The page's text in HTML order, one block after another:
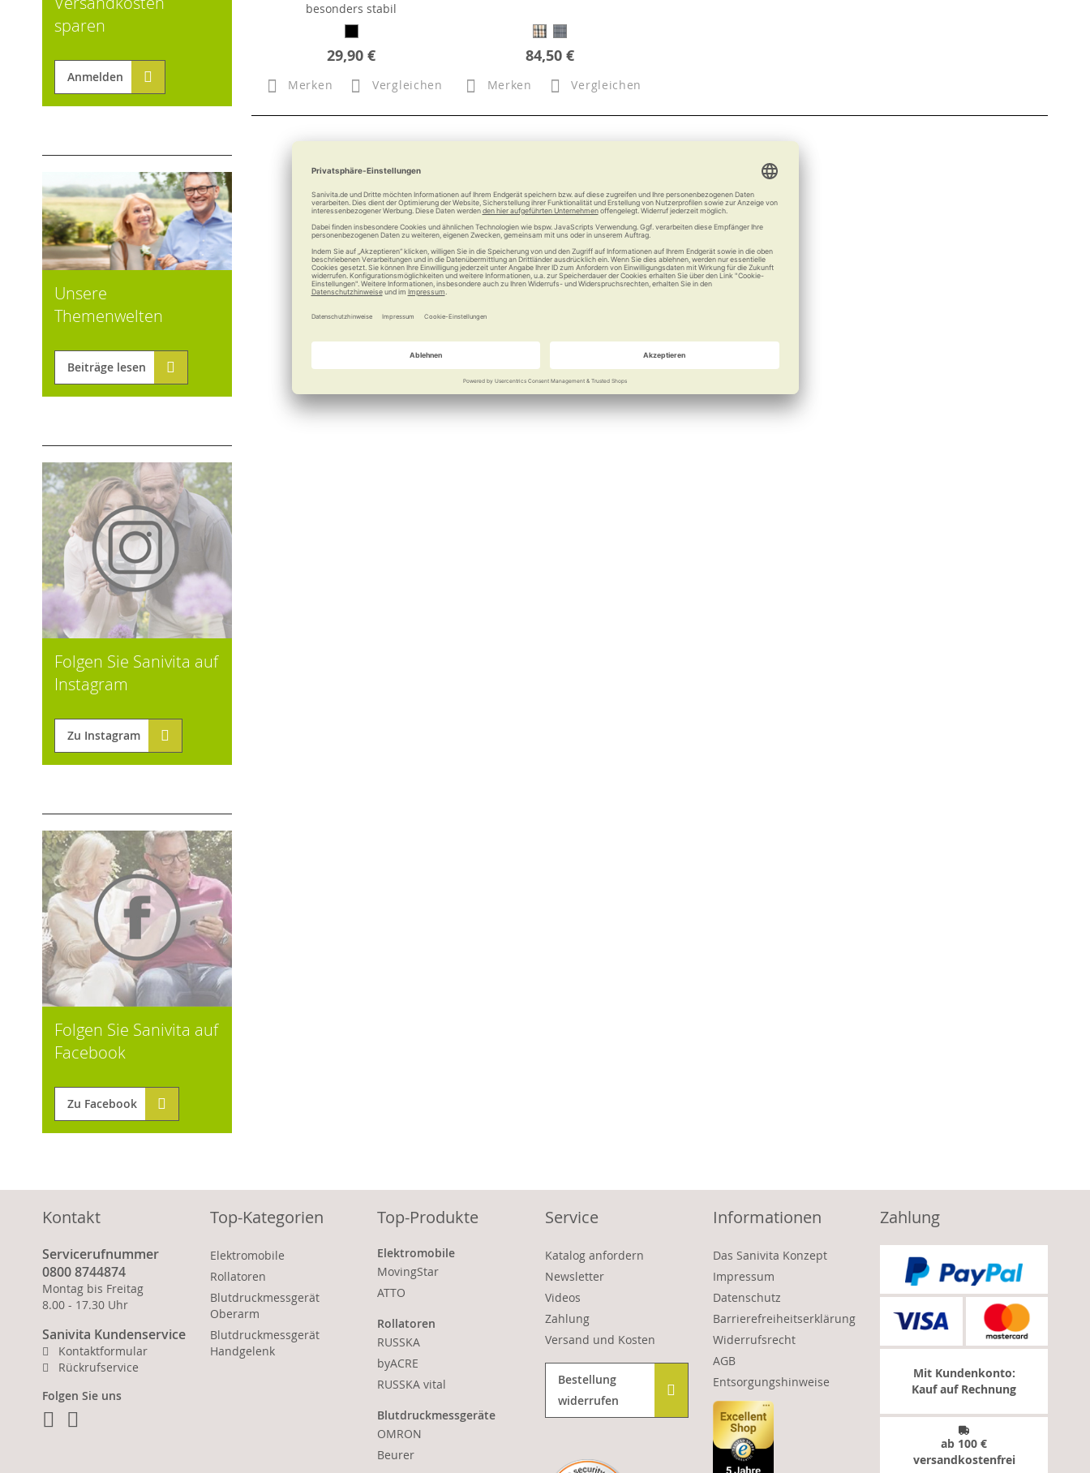
besonders stabil
29,90 €
Merken Vergleichen
84,50 €
Merken Vergleichen
sparen
Anmelden
Unsere
Themenwelten
Beiträge lesen
Folgen Sie Sanivita auf
Instagram
Zu Instagram
Folgen Sie Sanivita auf
Facebook
Zu Facebook
Kontakt
Servicerufnummer
0800 8744874
Montag bis Freitag
8.00 - 17.30 Uhr
Sanivita Kundenservice
Kontaktformular
Rückrufservice
Folgen Sie uns
Facebook
Top-Kategorien
Elektromobile
Rollatoren
Blutdruckmessgerät
Oberarm
Blutdruckmessgerät
Handgelenk
Top-Produkte
Elektromobile
MovingStar
ATTO
Rollatoren
RUSSKA
byACRE
RUSSKA vital
Blutdruckmessgeräte
OMRON
Beurer
Service
Katalog anfordern
Newsletter
Videos
Zahlung
Versand und Kosten
Bestellung
widerrufen
Informationen
Das Sanivita Konzept
Impressum
Datenschutz
Barrierefreiheitserklärung
Widerrufsrecht
AGB
Entsorgungshinweise
Zahlung
Mit Kundenkonto:
Kauf auf Rechnung
ab 100 €
versandkostenfrei